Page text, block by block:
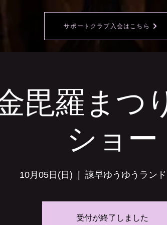
サポートクラブ入会はこちら
毘羅まつ
ショー
10月05日(日) 諫早ゆうゆうラン
受付が終了しました